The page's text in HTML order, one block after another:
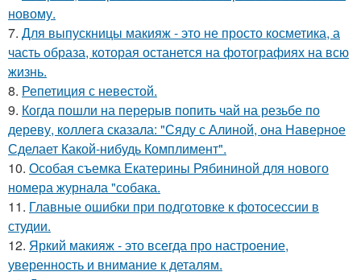
новому.
7. Для выпускницы макияж - это не просто косметика, а
часть образа, которая останется на фотографиях на всю
жизнь.
8. Репетиция с невестой.
9. Когда пошли на перерыв попить чай на резьбе по
дереву, коллега сказала: "Сяду с Алиной, она Наверное
Сделает Какой-нибудь Комплимент".
10. Особая съемка Екатерины Рябининой для нового
номера журнала "собака.
11. Главные ошибки при подготовке к фотосессии в
студии.
12. Яркий макияж - это всегда про настроение,
уверенность и внимание к деталям.